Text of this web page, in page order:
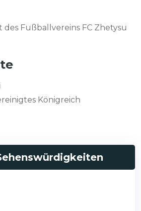
des Fußballvereins FC Zhetysu
Königreich